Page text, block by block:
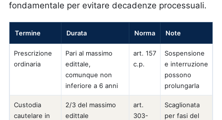
fondamentale per evitare decadenze processuali.
Termine Durata Norma Note
Prescrizione
ordinaria
Pari al massimo
edittale,
comunque non
inferiore a 6 anni
art. 157
c.p.
Sospensione
e interruzione
possono
prolungarla
Custodia
cautelare in
2/3 del massimo
edittale
art.
303-
Scaglionata
per fasi del